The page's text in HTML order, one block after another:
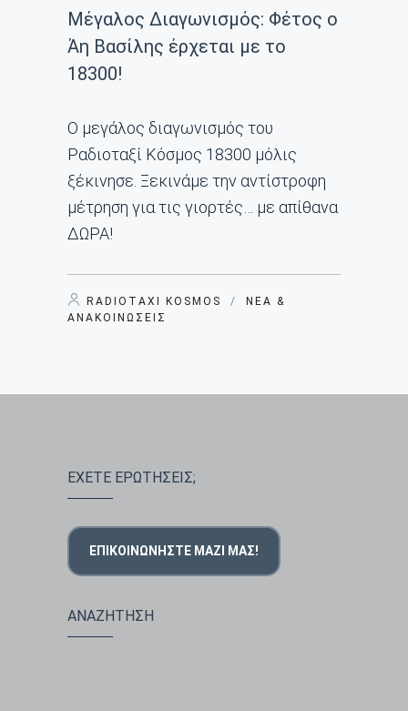
Mέγαλος Διαγωνισμός: Φέτος ο
Άη Βασίλης έρχεται με το
18300!
Ο μεγάλος διαγωνισμός του
Ραδιοταξί Κόσμος 18300 μόλις
ξέκινησε. Ξεκινάμε την αντίστροφη
μέτρηση για τις γιορτές… με απίθανα
ΔΩΡΑ!
RADIOTAXI KOSMOS /
ΝΈΑ &
ΑΝΑΚΟΙΝΏΣΕΙΣ
ΕΧΕΤΕ ΕΡΩΤΗΣΕΙΣ;
ΕΠΙΚΟΙΝΩΝΉΣΤΕ ΜΑΖΊ ΜΑΣ!
ΑΝΑΖΗΤΗΣΗ